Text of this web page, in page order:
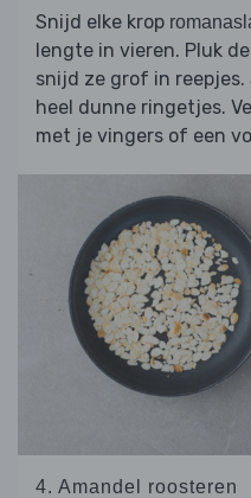
Snijd elke krop
lengte in vieren. Pluk de
snijd ze grof in reepjes.
heel dunne ringetjes.
met je vingers of een
4. Amandel roosteren